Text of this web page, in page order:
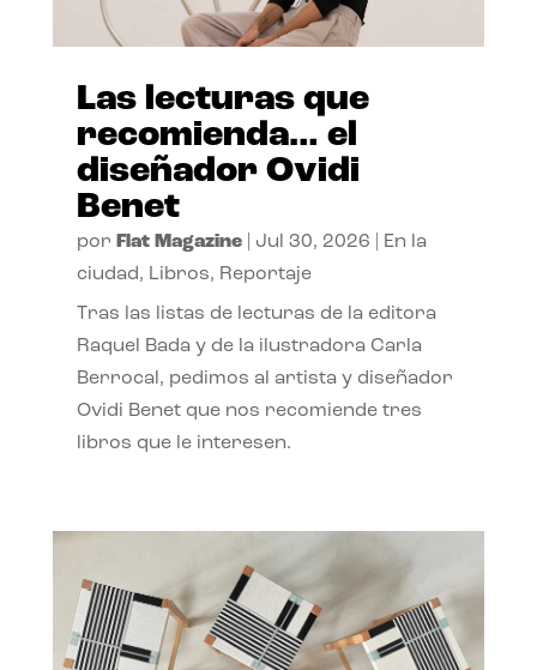
Las lecturas que
recomienda… el
diseñador Ovidi
Benet
por Flat Magazine| Jul 30, 2026
En la
ciudad, Libros, Reportaje
Tras las listas de lecturas de la editora
Raquel Bada y de la ilustradora Carla
Berrocal, pedimos al artista y diseñador
Ovidi Benet que nos recomiende tres
libros que le interesen.